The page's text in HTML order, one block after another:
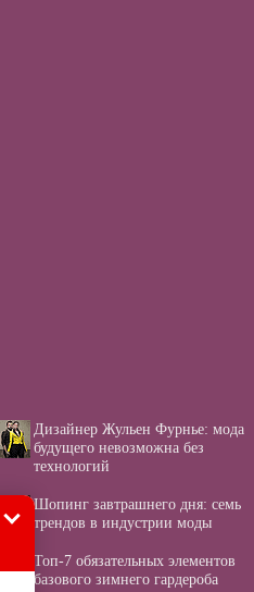
Дизайнер Жульен Фурнье: мода
будущего невозможна без
технологий
Шопинг завтрашнего дня: семь
трендов в индустрии моды
Топ-7 обязательных элементов
базового зимнего гардероба